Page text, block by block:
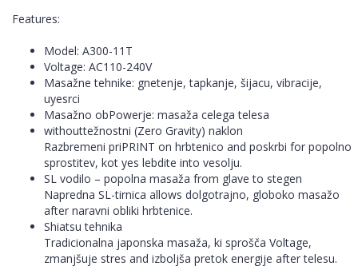
Features:
Model: A300-11T
Voltage: AC110-240V
Masažne tehnike: gnetenje, tapkanje, šijacu, vibracije,
uyesrci
Masažno obPowerje: masaža celega telesa
withouttežnostni (Zero Gravity) naklon
Razbremeni priPRINT on hrbtenico and poskrbi for popolno
sprostitev, kot yes lebdite into vesolju.
SL vodilo – popolna masaža from glave to stegen
Napredna SL-tirnica allows dolgotrajno, globoko masažo
after naravni obliki hrbtenice.
Shiatsu tehnika
Tradicionalna japonska masaža, ki sprošča Voltage,
zmanjšuje stres and izboljša pretok energije after telesu.